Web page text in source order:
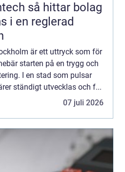
bolag
i en reglerad
är ett uttryck som för
starten på en trygg och
I en stad som pulsar
ständigt utvecklas och f...
07 juli 2026